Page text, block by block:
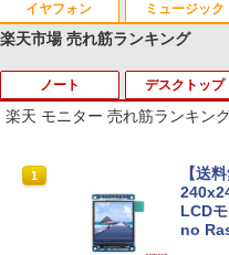
イヤフォン
Anker
￥5,990
Anker
ミュージック
BRUCE
【
ET ラベ
by
薬屋の
ンガン
異世界
楽天市場 売れ筋ランキング
ノート
1
【大
10世
ンチ
メラ
デスクトップ
1
【★
ニパ
世代
B
楽天 モニター 売れ筋ランキン
1
【送
LCD
no